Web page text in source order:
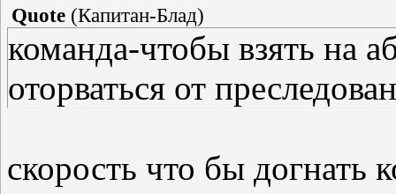
Quote (Капитан-Блад)
команда-чтобы взять на
оторваться от
скорость что бы догнать